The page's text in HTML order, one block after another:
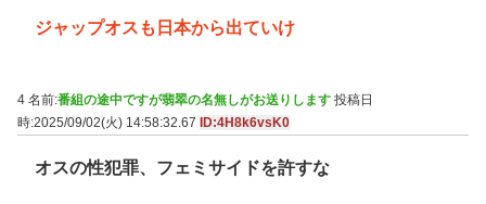
ジャップオスも日本から出ていけ
4 名前:番組の途中ですが翡翠の名無しがお送りします 投稿日
時:2025/09/02(火) 14:58:32.67 ID:4H8k6vsK0
オスの性犯罪、フェミサイドを許すな